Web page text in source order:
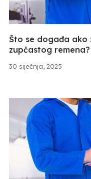
30 siječnja, 2025
Što se događa ako
zupčastog